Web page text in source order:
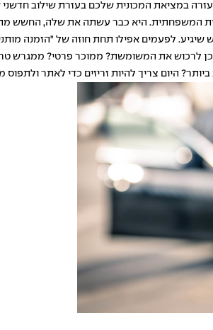
במציאת המכונית שלכם בעזרת שילוב חדשני
המשפחתית. היא כבר עשתה את שלה, החשש
לפעמים אפילו תחת חוזה של "הזמנה
לרכוש את המשומשת? ממוכר פרטי? ממגרש
היום צריך להיות זריזים כדי לאתר ולתפוס